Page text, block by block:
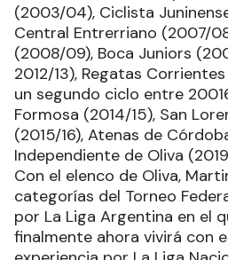
(2003/04), Ciclista
Central Entrerriano (2007/
(2008/09), Boca Juniors
2012/13), Regatas
un segundo ciclo entre
Formosa (2014/15), San
(2015/16), Atenas de
Independiente de Oliva
Con el elenco de Oliva,
categorías del Torneo
por La Liga Argentina en el
finalmente ahora vivirá con